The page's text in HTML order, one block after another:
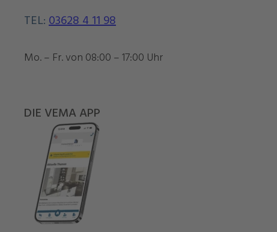
TEL:03628 4 11 98
Mo. – Fr. von 08:00 – 17:00 Uhr
DIE VEMA APP